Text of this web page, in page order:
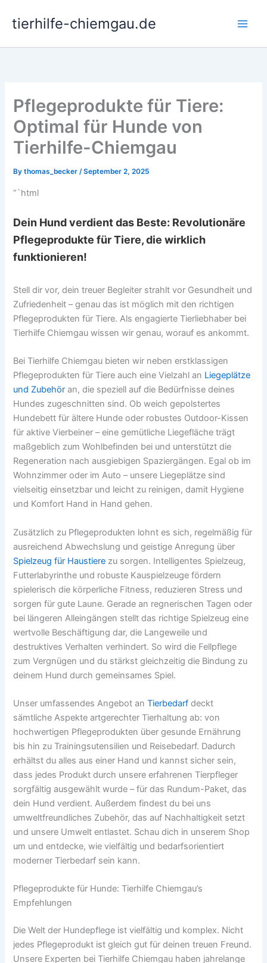
tierhilfe-chiemgau.de
Pflegeprodukte für Tiere:
Optimal für Hunde von
Tierhilfe-Chiemgau
Bythomas_becker/September 2, 2025
“`html
Dein Hund verdient das Beste: Revolutionäre
Pflegeprodukte für Tiere, die wirklich
funktionieren!
Stell dir vor, dein treuer Begleiter strahlt vor Gesundheit und
Zufriedenheit – genau das ist möglich mit den richtigen
Pflegeprodukten für Tiere. Als engagierte Tierliebhaber bei
Tierhilfe Chiemgau wissen wir genau, worauf es ankommt.
Bei Tierhilfe Chiemgau bieten wir neben erstklassigen
Pflegeprodukten für Tiere auch eine Vielzahl an Liegeplätze
und Zubehör an, die speziell auf die Bedürfnisse deines
Hundes zugeschnitten sind. Ob weich gepolstertes
Hundebett für ältere Hunde oder robustes Outdoor-Kissen
für aktive Vierbeiner – eine gemütliche Liegefläche trägt
maßgeblich zum Wohlbefinden bei und unterstützt die
Regeneration nach ausgiebigen Spaziergängen. Egal ob im
Wohnzimmer oder im Auto – unsere Liegeplätze sind
vielseitig einsetzbar und leicht zu reinigen, damit Hygiene
und Komfort Hand in Hand gehen.
Zusätzlich zu Pflegeprodukten lohnt es sich, regelmäßig für
ausreichend Abwechslung und geistige Anregung über
Spielzeug für Haustiere zu sorgen. Intelligentes Spielzeug,
Futterlabyrinthe und robuste Kauspielzeuge fördern
spielerisch die körperliche Fitness, reduzieren Stress und
sorgen für gute Laune. Gerade an regnerischen Tagen oder
bei längeren Alleingängen stellt das richtige Spielzeug eine
wertvolle Beschäftigung dar, die Langeweile und
destruktives Verhalten verhindert. So wird die Fellpflege
zum Vergnügen und du stärkst gleichzeitig die Bindung zu
deinem Hund durch gemeinsames Spiel.
Unser umfassendes Angebot anTierbedarf deckt
sämtliche Aspekte artgerechter Tierhaltung ab: von
hochwertigen Pflegeprodukten über gesunde Ernährung
bis hin zu Trainingsutensilien und Reisebedarf. Dadurch
erhältst du alles aus einer Hand und kannst sicher sein,
dass jedes Produkt durch unsere erfahrenen Tierpfleger
sorgfältig ausgewählt wurde – für das Rundum-Paket, das
dein Hund verdient. Außerdem findest du bei uns
umweltfreundliches Zubehör, das auf Nachhaltigkeit setzt
und unsere Umwelt entlastet. Schau dich in unserem Shop
um und entdecke, wie vielfältig und bedarfsorientiert
moderner Tierbedarf sein kann.
Pflegeprodukte für Hunde: Tierhilfe Chiemgau’s
Empfehlungen
Die Welt der Hundepflege ist vielfältig und komplex. Nicht
jedes Pflegeprodukt ist gleich gut für deinen treuen Freund.
Unsere Experten bei Tierhilfe Chiemgau haben jahrelange